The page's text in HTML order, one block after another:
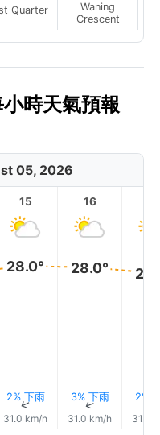
Quarter
Waning
Crescent
時天氣預報
05, 2026
15
28.0°
2% 下雨
↑
31.0 km/h
16
28.0°
3% 下雨
↑
31.0 km/h
2%
31.0